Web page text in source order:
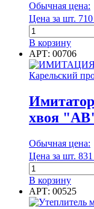
Обычная цена:
Цена за шт. 710
Количество
товара
Имитатор
бруса
17х146х6000
мм
хвоя
"АВ"
В корзину
АРТ: 00706
хвоя
Обычная цена:
Цена за шт. 831
Количество
товара
Имитатор
бруса
В корзину
АРТ: 00525